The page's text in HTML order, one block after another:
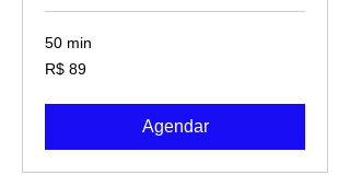
50 min
89
Reais
R$ 89
Agendar